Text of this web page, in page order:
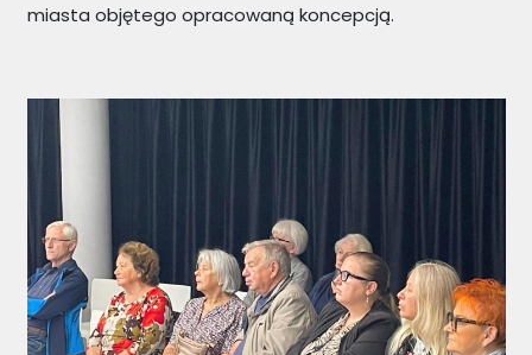
miasta objętego opracowaną koncepcją.